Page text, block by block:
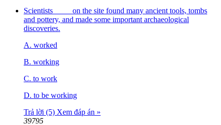
Scientists ____ on the site found many ancient tools, tombs
and pottery, and made some important archaeological
discoveries.
A. worked
B. working
C. to work
D. to be working
Trả lời (5) Xem đáp án »
39795